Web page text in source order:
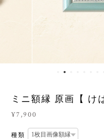
ミニ額縁 原画【 け
¥7,900
種類